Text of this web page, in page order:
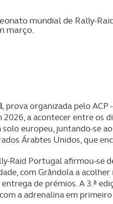
mundial de Rally-
março.
, prova organizada pelo
2026, a acontecer entre os
europeu, juntando-se
Árabtes Unidos, que
Raid Portugal afirmou-se
com Grândola a
de prémios. A 3.ª
a adrenalina em